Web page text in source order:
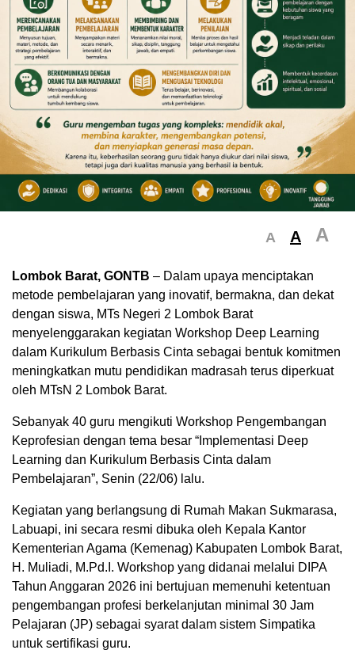
A A A
Lombok Barat, GONTB – Dalam upaya menciptakan
metode pembelajaran yang inovatif, bermakna, dan dekat
dengan siswa, MTs Negeri 2 Lombok Barat
menyelenggarakan kegiatan Workshop Deep Learning
dalam Kurikulum Berbasis Cinta sebagai bentuk komitmen
meningkatkan mutu pendidikan madrasah terus diperkuat
oleh MTsN 2 Lombok Barat.
Sebanyak 40 guru mengikuti Workshop Pengembangan
Keprofesian dengan tema besar “Implementasi Deep
Learning dan Kurikulum Berbasis Cinta dalam
Pembelajaran”, Senin (22/06) lalu.
Kegiatan yang berlangsung di Rumah Makan Sukmarasa,
Labuapi, ini secara resmi dibuka oleh Kepala Kantor
Kementerian Agama (Kemenag) Kabupaten Lombok Barat,
H. Muliadi, M.Pd.I. Workshop yang didanai melalui DIPA
Tahun Anggaran 2026 ini bertujuan memenuhi ketentuan
pengembangan profesi berkelanjutan minimal 30 Jam
Pelajaran (JP) sebagai syarat dalam sistem Simpatika
untuk sertifikasi guru.